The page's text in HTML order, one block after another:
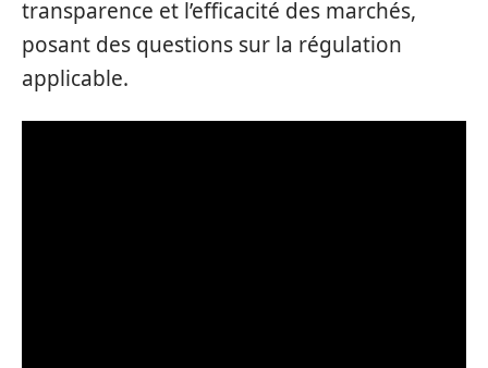
transparence et l’efficacité des marchés,
posant des questions sur la régulation
applicable.